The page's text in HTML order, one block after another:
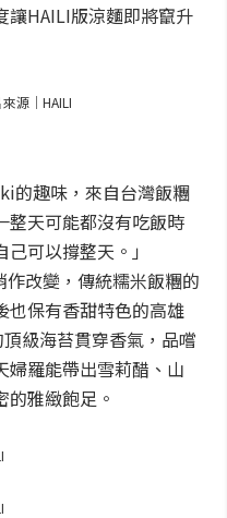
讓HAILI版涼麵即將竄升
源｜HAILI
的趣味，來自台灣飯糰
整天可能都沒有吃飯時
可以撐整天。」
改變，傳統糯米飯糰的
也保有香甜特色的高雄
級海苔貫穿香氣，品嚐
婦羅能帶出雪莉醋、山
雅緻飽足。